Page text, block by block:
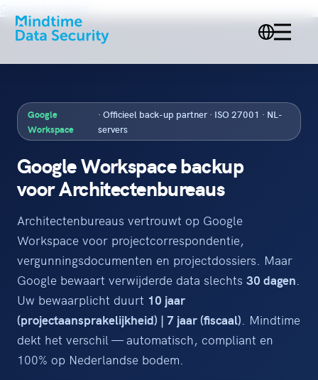
Ga naar de inhoud
Google
Workspace
· Officieel back-up partner · ISO 27001 · NL-
servers
Google Workspace backup
voor Architectenbureaus
Architectenbureaus vertrouwt op Google
Workspace voor projectcorrespondentie,
vergunningsdocumenten en projectdossiers. Maar
Google bewaart verwijderde data slechts 30 dagen.
Uw bewaarplicht duurt 10 jaar
(projectaansprakelijkheid) | 7 jaar (fiscaal). Mindtime
dekt het verschil — automatisch, compliant en
100% op Nederlandse bodem.